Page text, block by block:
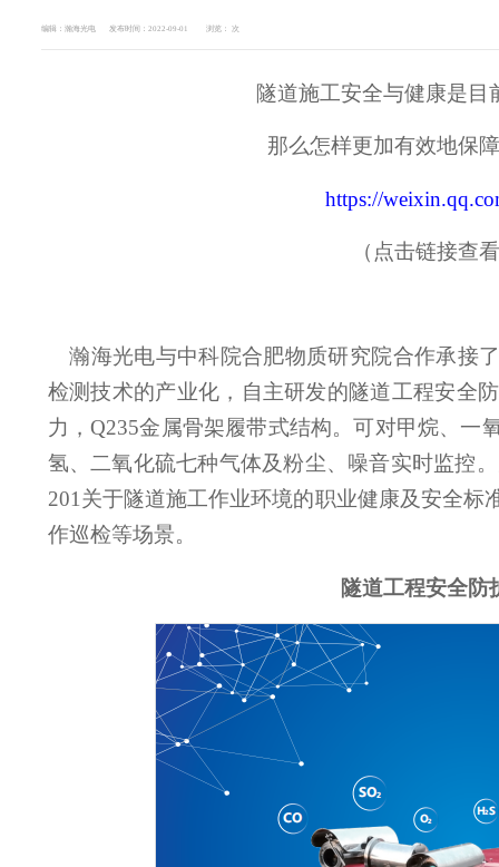
编辑：瀚海光电 发布时间：2022-09-01 浏览： 次
隧道施工安全与健康是
那么怎样更加有效地保
https://
（点击链接查
瀚海光电与中科院合肥物质研究院合作承接
检测技术的产业化，自主研发的隧道工程安全
力，Q235金属骨架履带式结构。可对甲烷、一
氢、二氧化硫七种气体及粉尘、噪音实时监控
201关于隧道施工作业环境的职业健康及安全
作巡检等场景。
隧道工程安全防